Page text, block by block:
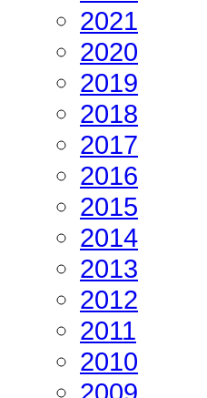
2021
2020
2019
2018
2017
2016
2015
2014
2013
2012
2011
2010